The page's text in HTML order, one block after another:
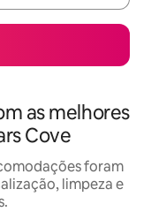
as melhores
Cove
foram
limpeza e